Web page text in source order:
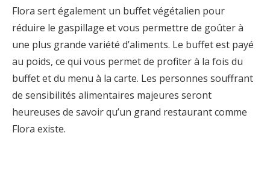
Flora sert également un buffet végétalien pour
réduire le gaspillage et vous permettre de goûter à
une plus grande variété d’aliments. Le buffet est payé
au poids, ce qui vous permet de profiter à la fois du
buffet et du menu à la carte. Les personnes souffrant
de sensibilités alimentaires majeures seront
heureuses de savoir qu’un grand restaurant comme
Flora existe.